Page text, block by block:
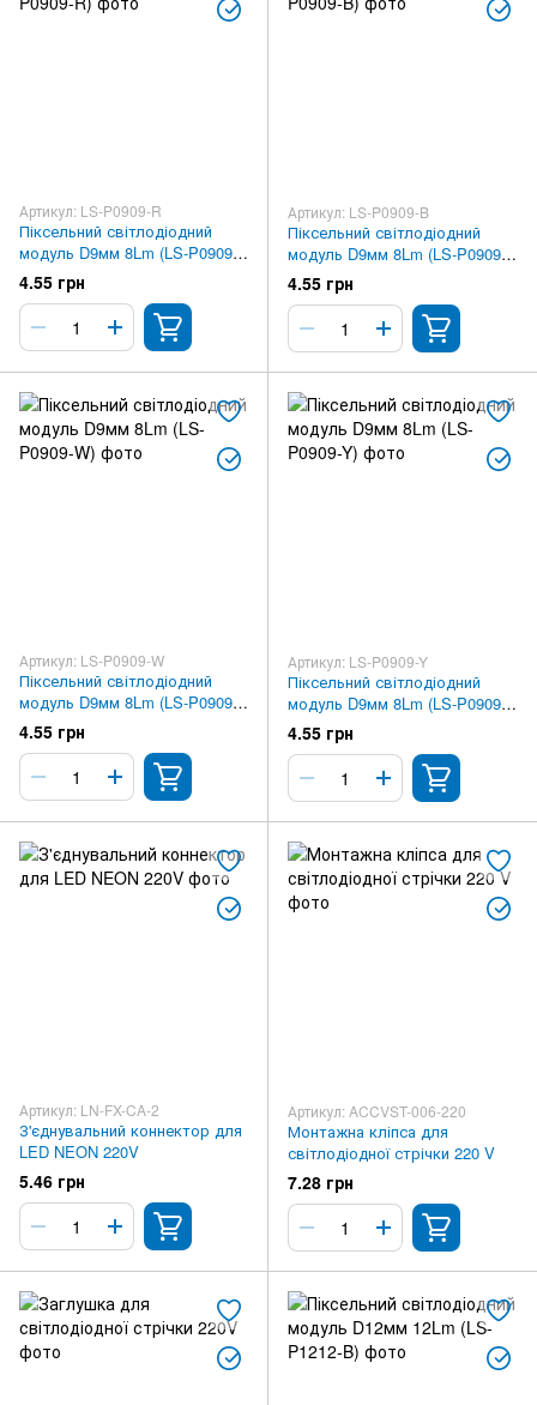
Артикул: LS-P0909-R
Піксельний світлодіодний
модуль D9мм 8Lm (LS-P0909-
R)
4.55 грн
Артикул: LS-P0909-B
Піксельний світлодіодний
модуль D9мм 8Lm (LS-P0909-
B)
4.55 грн
Артикул: LS-P0909-W
Піксельний світлодіодний
модуль D9мм 8Lm (LS-P0909-
W)
4.55 грн
Артикул: LS-P0909-Y
Піксельний світлодіодний
модуль D9мм 8Lm (LS-P0909-
Y)
4.55 грн
Артикул: LN-FX-CA-2
З'єднувальний коннектор для
LED NEON 220V
5.46 грн
Артикул: ACCVST-006-220
Монтажна кліпса для
світлодіодної стрічки 220 V
7.28 грн